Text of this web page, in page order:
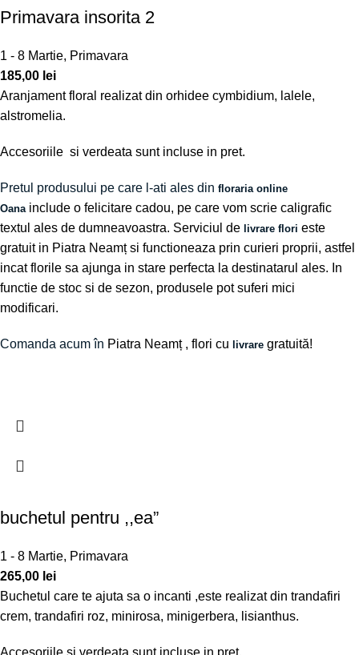
Primavara insorita 2
1 - 8 Martie, Primavara
185,00 lei
Aranjament floral realizat din orhidee cymbidium, lalele,
alstromelia.
Accesoriile si verdeata sunt incluse in pret.
Pretul produsului pe care l-ati ales din floraria online
Oana include o felicitare cadou, pe care vom scrie caligrafic
textul ales de dumneavoastra. Serviciul de livrare flori este
gratuit in Piatra Neamț si functioneaza prin curieri proprii, astfel
incat florile sa ajunga in stare perfecta la destinatarul ales. In
functie de stoc si de sezon, produsele pot suferi mici
modificari.
Comanda acum în Piatra Neamț, flori cu livrare gratuită!
buchetul pentru ,,ea”
1 - 8 Martie, Primavara
265,00 lei
Buchetul care te ajuta sa o incanti ,este realizat din trandafiri
crem, trandafiri roz, minirosa, minigerbera, lisianthus.
Accesoriile si verdeata sunt incluse in pret.